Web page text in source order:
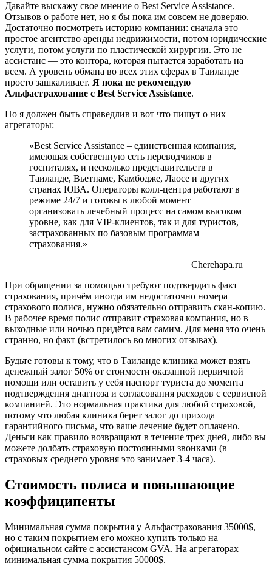
Давайте выскажу свое мнение о Best Service Assistance.
Отзывов о работе нет, но я бы пока им совсем не доверяю.
Достаточно посмотреть историю компании: сначала это
простое агентство аренды недвижимости, потом юридические
услуги, потом услуги по пластической хирургии. Это не
ассистанс — это контора, которая пытается заработать на
всем. А уровень обмана во всех этих сферах в Таиланде
просто зашкаливает. Я пока не рекомендую
Альфастрахование с Best Service Assistance.
Но я должен быть справедлив и вот что пишут о них
агрегаторы:
«Best Service Assistance – единственная компания,
имеющая собственную сеть переводчиков в
госпиталях, и несколько представительств в
Таиланде, Вьетнаме, Камбодже, Лаосе и других
странах ЮВА. Операторы колл-центра работают в
режиме 24/7 и готовы в любой момент
организовать лечебный процесс на самом высоком
уровне, как для VIP-клиентов, так и для туристов,
застрахованных по базовым программам
страхования.»
Cherehapa.ru
При обращении за помощью требуют подтвердить факт
страхования, причём иногда им недостаточно номера
страхового полиса, нужно обязательно отправить скан-копию.
В рабочее время полис отправит страховая компания, но в
выходные или ночью придётся вам самим. Для меня это очень
странно, но факт (встретилось во многих отзывах).
Будьте готовы к тому, что в Таиланде клиника может взять
денежный залог 50% от стоимости оказанной первичной
помощи или оставить у себя паспорт туриста до момента
подтверждения диагноза и согласования расходов с сервисной
компанией. Это нормальная практика для любой страховой,
потому что любая клиника берет залог до прихода
гарантийного письма, что ваше лечение будет оплачено.
Деньги как правило возвращают в течение трех дней, либо вы
можете долбать страховую постоянными звонками (в
страховых среднего уровня это занимает 3-4 часа).
Стоимость полиса и повышающие
коэффиципенты
Минимальная сумма покрытия у Альфастрахования 35000$,
но с таким покрытием его можно купить только на
официальном сайте с ассистансом GVA. На агрегаторах
минимальная сумма покрытия 50000$.